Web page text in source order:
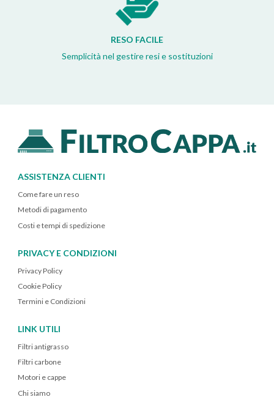
RESO FACILE
Semplicità nel gestire resi e sostituzioni
ASSISTENZA CLIENTI
Come fare un reso
Metodi di pagamento
Costi e tempi di spedizione
PRIVACY E CONDIZIONI
Privacy Policy
Cookie Policy
Termini e Condizioni
LINK UTILI
Filtri antigrasso
Filtri carbone
Motori e cappe
Chi siamo